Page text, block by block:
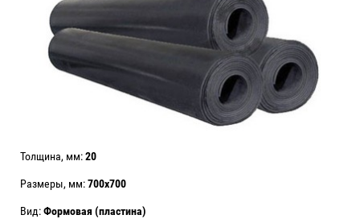
Толщина, мм:20
Размеры, мм:700х700
Вид:Формовая (пластина)